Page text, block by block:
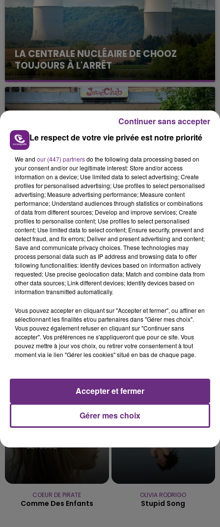
LA CENTRALE NUCLÉAIRE DE CHOOZ
TOUJOURS À L'ARRÊT
Cela fait déjà une semaine que la centrale
nucléaire ardennaise est à l'arrêt. Une situation
justifiée par la sécheresse intense qui est toujours
présente.
LE MAGASIN JOUÉCLUB DE REIMS FERME
SES PORTES
C'était l'une des institutions du centre-ville
rémois. Le magasin JouéClub est contraint de
fermer ses portes.
TITRES DIFFUSÉS
14h40
14h40 14h37
14h37
COEUR DE PIRATE
Comme Des Enfants
14h30
14h30
OLIVIA RODRIGO
Stupid Song
Le respect de votre vie privée est notre priorité
We and our (447) partnersdo the following data processing based on
your consent and/or our legitimate interest: Store and/or access
information on a device; Use limited data to select advertising; Create
profiles for personalised advertising; Use profiles to select personalised
advertising; Measure advertising performance; Measure content
performance; Understand audiences through statistics or combinations
of data from different sources; Develop and improve services; Create
profiles to personalise content; Use profiles to select personalised
content; Use limited data to select content; Ensure security, prevent and
detect fraud, and fix errors; Deliver and present advertising and content;
Save and communicate privacy choices. These technologies may
process personal data such as IP address and browsing data to offer
following functionalities: Identify devices based on information actively
requested; Use precise geolocation data; Match and combine data from
other data sources; Link different devices; Identify devices based on
information transmitted automatically.
Vous pouvez accepter en cliquant sur "Accepter et fermer", ou affiner en
sélectionnant les finalités et/ou partenaires dans "Gérer mes choix".
Vous pouvez également refuser en cliquant sur "Continuer sans
accepter". Vos préférences ne s'appliqueront que pour ce site. Vous
pouvez mettre à jour vos choix, ou retirer votre consentement à tout
moment via le lien "Gérer les cookies" situé en bas de chaque page.
Gérer mes choix
Accepter et fermer
Continuer sans accepter